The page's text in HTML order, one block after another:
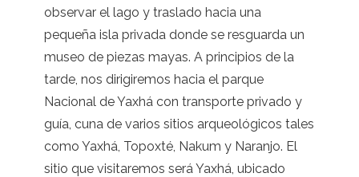
observar el lago y traslado hacia una
pequeña isla privada donde se resguarda un
museo de piezas mayas. A principios de la
tarde, nos dirigiremos hacia el parque
Nacional de Yaxhá con transporte privado y
guía, cuna de varios sitios arqueológicos tales
como Yaxhá, Topoxté, Nakum y Naranjo. El
sitio que visitaremos será Yaxhá, ubicado